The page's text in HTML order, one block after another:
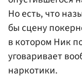
Но есть, что
бы сцену
в котором Ник
уговаривает
наркотики.